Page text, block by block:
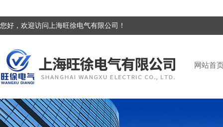
您好，欢迎访问上海旺徐电气有限公司！
网站首